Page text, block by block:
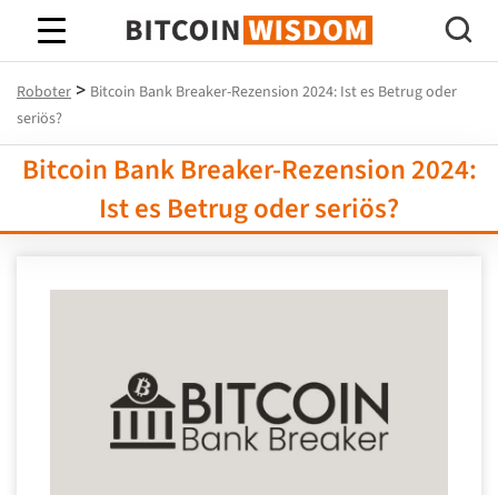
Bitcoin-Weisheit
Roboter > Bitcoin Bank Breaker-Rezension 2024: Ist es Betrug oder
seriös?
Bitcoin Bank Breaker-Rezension 2024:
Ist es Betrug oder seriös?